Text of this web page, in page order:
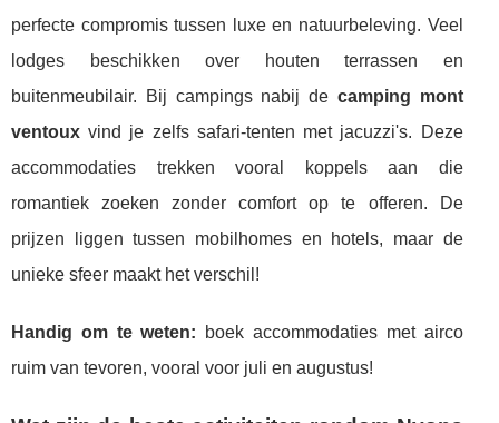
perfecte compromis tussen luxe en natuurbeleving. Veel
lodges beschikken over houten terrassen en
buitenmeubilair. Bij campings nabij de camping mont
ventoux vind je zelfs safari-tenten met jacuzzi's. Deze
accommodaties trekken vooral koppels aan die
romantiek zoeken zonder comfort op te offeren. De
prijzen liggen tussen mobilhomes en hotels, maar de
unieke sfeer maakt het verschil!
Handig om te weten: boek accommodaties met airco
ruim van tevoren, vooral voor juli en augustus!